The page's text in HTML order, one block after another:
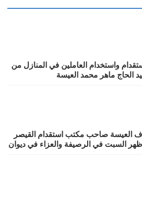
واستخدام العاملين في المنازل من
الحاج ماهر محمد العيسة
العيسة صاحب مكتب استقدام القيصر
السبت في الرصيفة والعزاء في ديوان